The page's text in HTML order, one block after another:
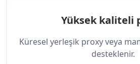
Yüksek kaliteli
Küresel yerleşik proxy veya
desteklenir.